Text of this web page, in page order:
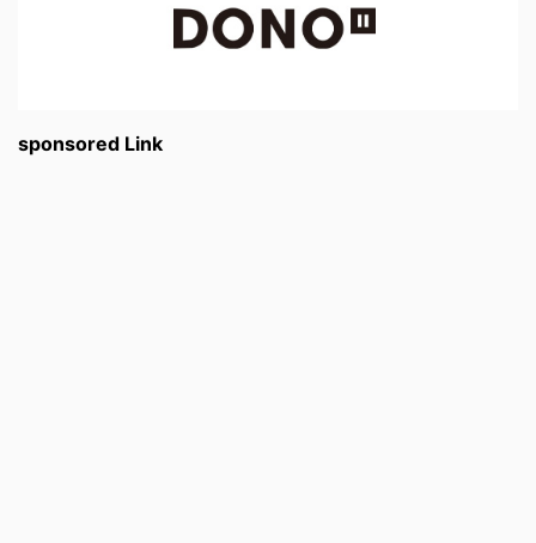
sponsored Link